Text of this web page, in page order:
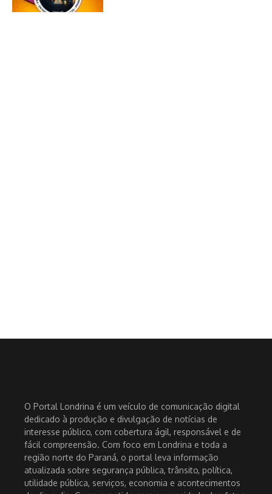
O Portal Londrina é um veículo de comunicação digital
dedicado à produção e divulgação de notícias de
interesse público, com cobertura ágil, responsável e de
fácil compreensão. Com foco em Londrina e toda a
região norte do Paraná, o portal leva informação
atualizada sobre segurança pública, trânsito, política,
utilidade pública, serviços, economia e acontecimentos